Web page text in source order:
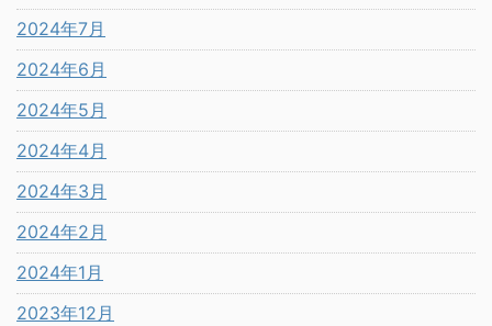
2024年7月
2024年6月
2024年5月
2024年4月
2024年3月
2024年2月
2024年1月
2023年12月